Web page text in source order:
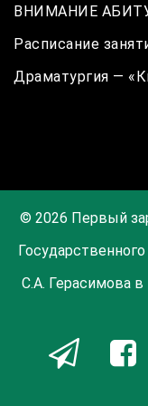
ВНИМАНИЕ
Расписание
Драматургия —
© 2026 Первый
С.А. Герасимова